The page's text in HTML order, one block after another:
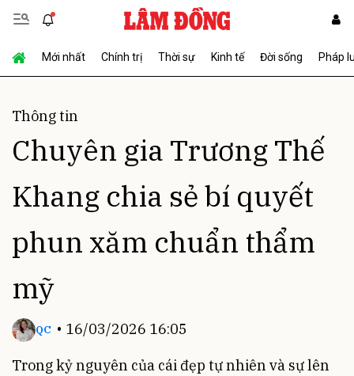
Mới nhất Chính trị Thời sự Kinh tế Đời sống Pháp
Thông tin
Chuyên gia Trương Thế
Khang chia sẻ bí quyết
phun xăm chuẩn thẩm
mỹ
QC • 16/03/2026 16:05
Trong kỷ nguyên của cái đẹp tự nhiên và sự lên